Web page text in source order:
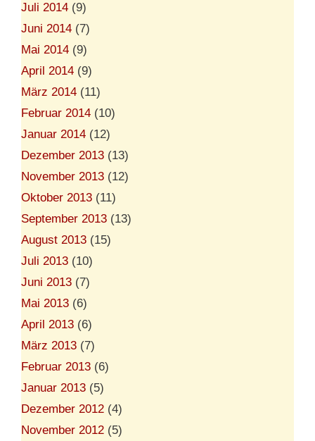
Juli 2014 (9)
Juni 2014 (7)
Mai 2014 (9)
April 2014 (9)
März 2014 (11)
Februar 2014 (10)
Januar 2014 (12)
Dezember 2013 (13)
November 2013 (12)
Oktober 2013 (11)
September 2013 (13)
August 2013 (15)
Juli 2013 (10)
Juni 2013 (7)
Mai 2013 (6)
April 2013 (6)
März 2013 (7)
Februar 2013 (6)
Januar 2013 (5)
Dezember 2012 (4)
November 2012 (5)